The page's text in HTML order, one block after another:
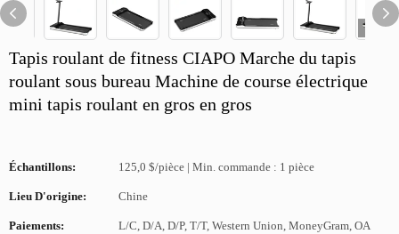
Tapis roulant de fitness CIAPO Marche du tapis
roulant sous bureau Machine de course électrique
mini tapis roulant en gros en gros
Échantillons: 125,0 $/pièce | Min. commande : 1 pièce
Lieu D'origine: Chine
Paiements: L/C, D/A, D/P, T/T, Western Union, MoneyGram, OA